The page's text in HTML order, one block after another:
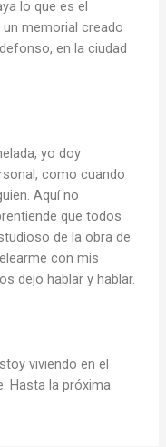
lo que es el
memorial creado
en la ciudad
yo doy
como cuando
Aquí no
que todos
de la obra de
con mis
dejo hablar y hablar.
viviendo en el
Hasta la próxima.